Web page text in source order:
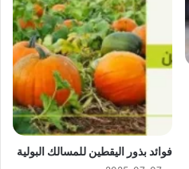
فوائد بذور اليقطين للمسالك البولية